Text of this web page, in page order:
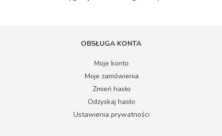
OBSŁUGA KONTA
Moje konto
Moje zamówienia
Zmień hasło
Odzyskaj hasło
Ustawienia prywatności